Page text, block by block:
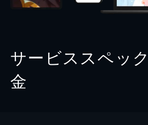
サービススペッ
金